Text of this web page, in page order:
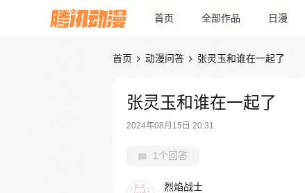
首页 全部作品 日漫
首页  动漫问答  张灵玉和谁在一起了
张灵玉和谁在一起了
2024年08月15日 20:31
1个回答
烈焰战士